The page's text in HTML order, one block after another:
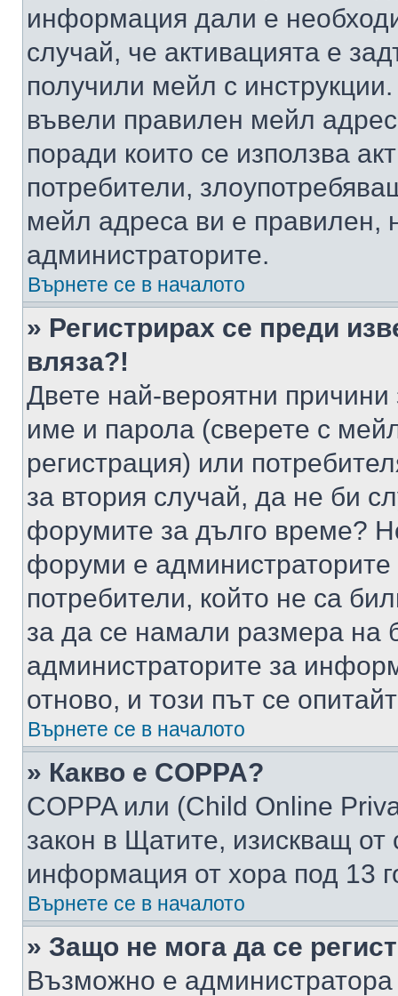
информация дали е
случай, че активацията е
получили мейл с
въвели правилен мейл
поради които се използва
потребители,
мейл адреса ви е правилен,
администраторите.
Върнете се в началото
» Регистрирах се преди
вляза?!
Двете най-вероятни
име и парола (сверете с
регистрация) или
за втория случай, да не би
форумите за дълго време?
форуми е администраторите
потребители, който не са
за да се намали размера на
администраторите за
отново, и този път се
Върнете се в началото
» Какво е COPPA?
COPPA или (Child Online
закон в Щатите, изискващ от
информация от хора под 13
Върнете се в началото
» Защо не мога да се
Възможно е